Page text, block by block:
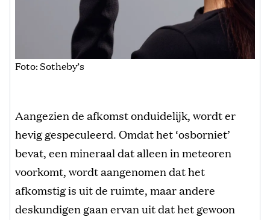
Foto: Sotheby’s
Aangezien de afkomst onduidelijk, wordt er
hevig gespeculeerd. Omdat het ‘osborniet’
bevat, een mineraal dat alleen in meteoren
voorkomt, wordt aangenomen dat het
afkomstig is uit de ruimte, maar andere
deskundigen gaan ervan uit dat het gewoon